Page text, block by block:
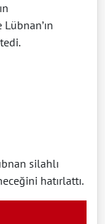
silahlı
hatırlattı.